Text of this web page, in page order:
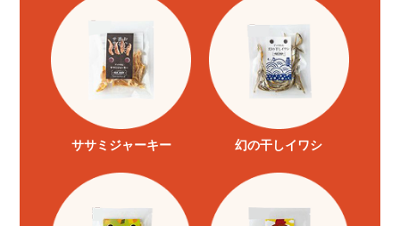
ササミジャーキー 幻の干しイワシ